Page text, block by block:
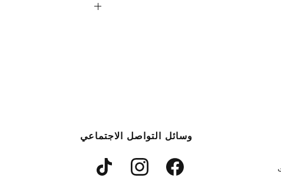
وسائل التواصل الاجتماعي